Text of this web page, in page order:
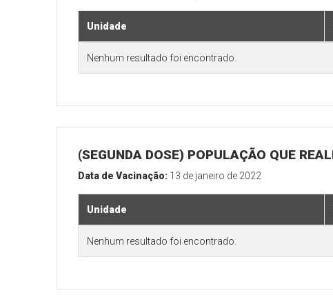
Unidade
Nenhum resultado foi encontrado.
(SEGUNDA DOSE) POPULAÇÃO QUE
Data de Vacinação: 13 de janeiro de 2022
Unidade
Nenhum resultado foi encontrado.